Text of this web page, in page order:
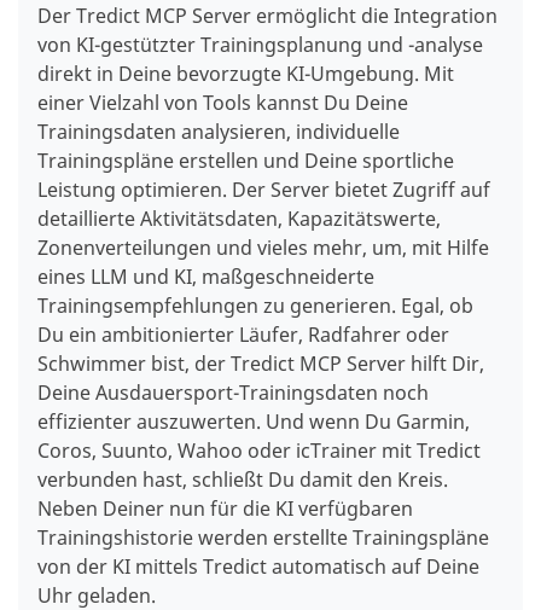
Der Tredict MCP Server ermöglicht die Integration
von KI-gestützter Trainingsplanung und -analyse
direkt in Deine bevorzugte KI-Umgebung. Mit
einer Vielzahl von Tools kannst Du Deine
Trainingsdaten analysieren, individuelle
Trainingspläne erstellen und Deine sportliche
Leistung optimieren. Der Server bietet Zugriff auf
detaillierte Aktivitätsdaten, Kapazitätswerte,
Zonenverteilungen und vieles mehr, um, mit Hilfe
eines LLM und KI, maßgeschneiderte
Trainingsempfehlungen zu generieren. Egal, ob
Du ein ambitionierter Läufer, Radfahrer oder
Schwimmer bist, der Tredict MCP Server hilft Dir,
Deine Ausdauersport-Trainingsdaten noch
effizienter auszuwerten. Und wenn Du Garmin,
Coros, Suunto, Wahoo oder icTrainer mit Tredict
verbunden hast, schließt Du damit den Kreis.
Neben Deiner nun für die KI verfügbaren
Trainingshistorie werden erstellte Trainingspläne
von der KI mittels Tredict automatisch auf Deine
Uhr geladen.